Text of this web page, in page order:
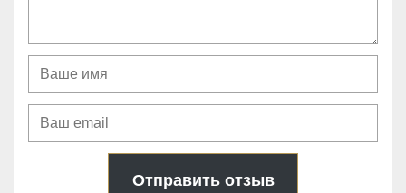
Отправить отзыв